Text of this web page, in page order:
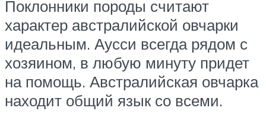
Поклонники породы считают
характер австралийской овчарки
идеальным. Аусси всегда рядом с
хозяином, в любую минуту придет
на помощь. Австралийская овчарка
находит общий язык со всеми.